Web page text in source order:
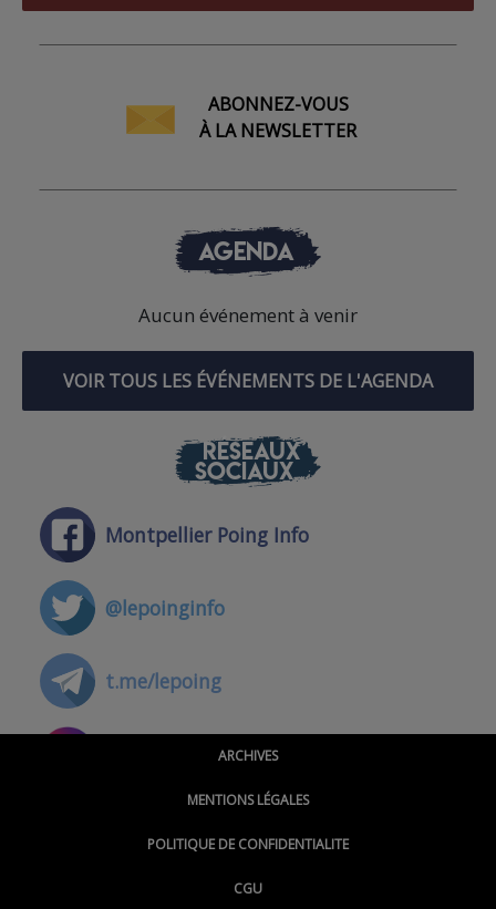
ABONNEZ-VOUS
À LA NEWSLETTER
AGENDA
Aucun événement à venir
VOIR TOUS LES ÉVÉNEMENTS DE L'AGENDA
RÉSEAUX
SOCIAUX
Montpellier Poing Info
@lepoinginfo
t.me/lepoing
@montpellierpoinginfo
@LePoingMontpellier
ARCHIVES
MENTIONS LÉGALES
POLITIQUE DE CONFIDENTIALITE
CGU